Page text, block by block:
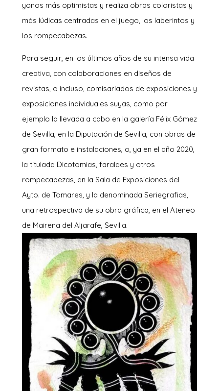
yonos más optimistas y realiza obras coloristas y
más lúdicas centradas en el juego, los laberintos y
los rompecabezas.
Para seguir, en los últimos años de su intensa vida
creativa, con colaboraciones en diseños de
revistas, o incluso, comisariados de exposiciones y
exposiciones individuales suyas, como por
ejemplo la llevada a cabo en la galería Félix Gómez
de Sevilla, en la Diputación de Sevilla, con obras de
gran formato e instalaciones, o, ya en el año 2020,
la titulada Dicotomias, faralaes y otros
rompecabezas, en la Sala de Exposiciones del
Ayto. de Tomares, y la denominada Seriegrafias,
una retrospectiva de su obra gráfica, en el Ateneo
de Mairena del Aljarafe, Sevilla.